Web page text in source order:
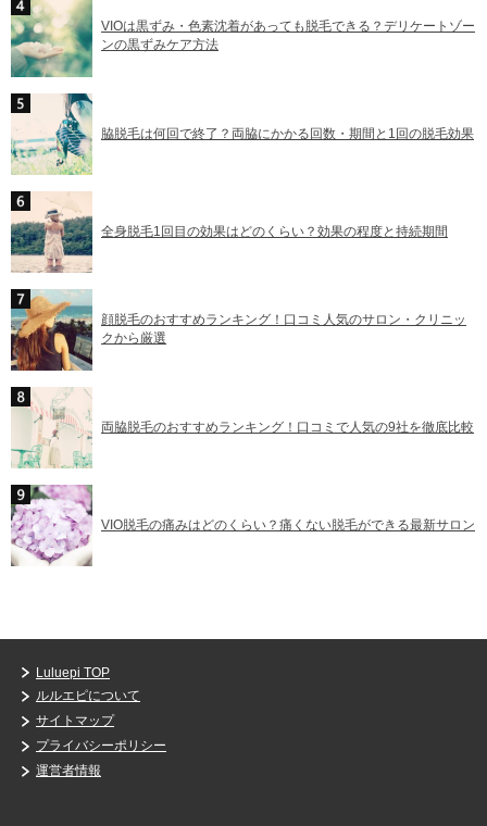
VIOは黒ずみ・色素沈着があっても脱毛できる？デリケートゾー
ンの黒ずみケア方法
脇脱毛は何回で終了？両脇にかかる回数・期間と1回の脱毛効果
全身脱毛1回目の効果はどのくらい？効果の程度と持続期間
顔脱毛のおすすめランキング！口コミ人気のサロン・クリニッ
クから厳選
両脇脱毛のおすすめランキング！口コミで人気の9社を徹底比較
VIO脱毛の痛みはどのくらい？痛くない脱毛ができる最新サロン
Luluepi TOP
ルルエピについて
サイトマップ
プライバシーポリシー
運営者情報